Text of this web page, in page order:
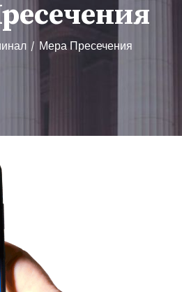
/ Мера Пресечения